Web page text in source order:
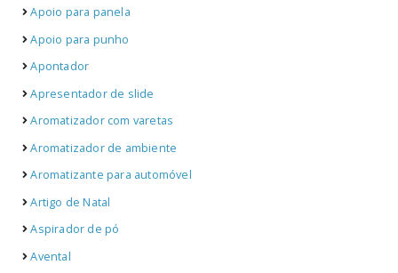
Apoio para panela
Apoio para punho
Apontador
Apresentador de slide
Aromatizador com varetas
Aromatizador de ambiente
Aromatizante para automóvel
Artigo de Natal
Aspirador de pó
Avental